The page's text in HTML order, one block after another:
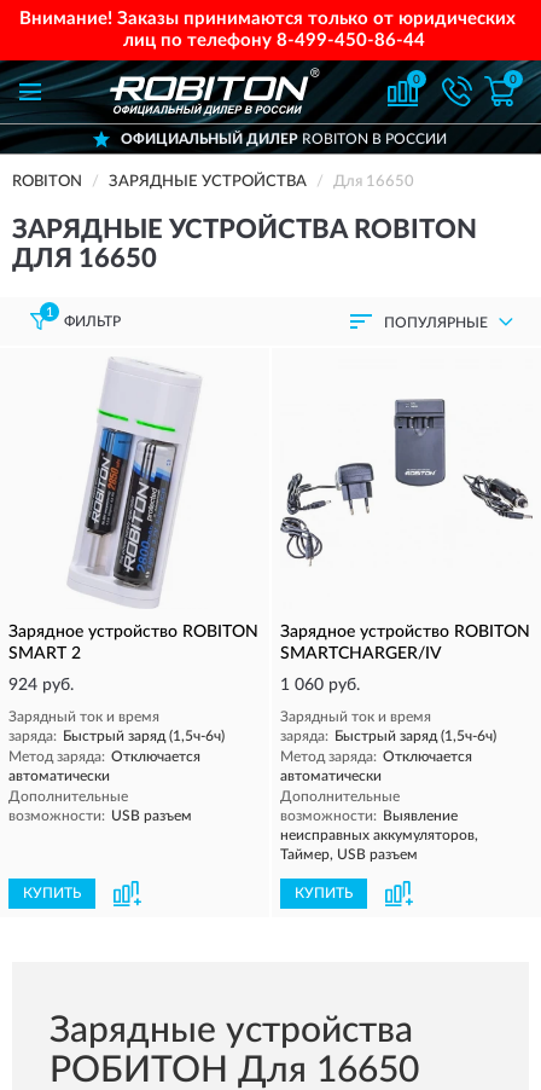
Внимание! Заказы принимаются только от юридических
лиц по телефону 8-499-450-86-44
0 0
ОФИЦИАЛЬНЫЙ ДИЛЕРROBITON В РОССИИ
ROBITON ЗАРЯДНЫЕ УСТРОЙСТВА Для 16650
ЗАРЯДНЫЕ УСТРОЙСТВА ROBITON
ДЛЯ 16650
1
ФИЛЬТР ПОПУЛЯРНЫЕ
Зарядное устройство ROBITON
SMART 2
924 руб.
Зарядный ток и время
заряда: Быстрый заряд (1,5ч-6ч)
Метод заряда: Отключается
автоматически
Дополнительные
возможности: USB разъем
КУПИТЬ
Зарядное устройство ROBITON
SMARTCHARGER/IV
1 060 руб.
Зарядный ток и время
заряда: Быстрый заряд (1,5ч-6ч)
Метод заряда: Отключается
автоматически
Дополнительные
возможности: Выявление
неисправных аккумуляторов,
Таймер, USB разъем
КУПИТЬ
Зарядные устройства
РОБИТОН Для 16650